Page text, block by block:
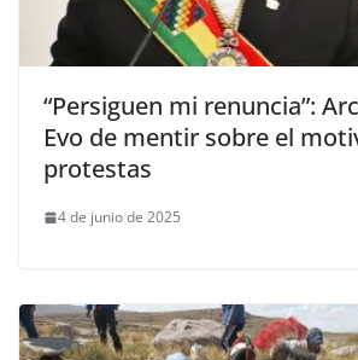
“Persiguen mi renuncia”:
Evo de mentir sobre el
protestas
4 de junio de 2025